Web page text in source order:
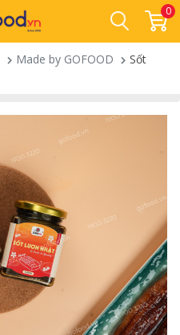
0
Made by GOFOOD
Sốt